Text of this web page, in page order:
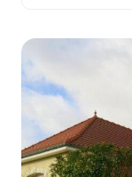
vendus
Alerte
E-mail
Qui
sommes-